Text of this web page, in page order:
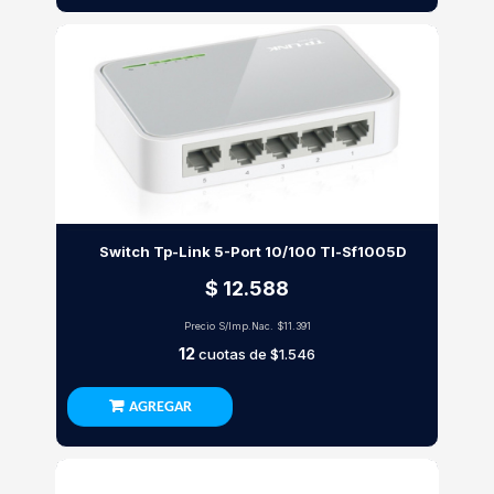
Switch Tp-Link 5-Port 10/100 Tl-Sf1005D
$ 12.588
Precio S/Imp.Nac. $11.391
12cuotas de $1.546
AGREGAR